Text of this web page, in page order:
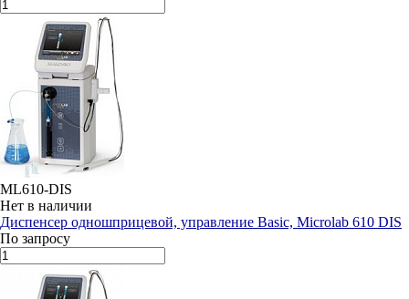
ML610-DIS
Нет в наличии
Диспенсер одношприцевой, управление Basic, Microlab 610 DIS
По запросу